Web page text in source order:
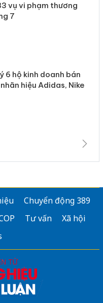
vụ vi phạm thương
7
6 hộ kinh doanh bán
hiệu Adidas, Nike
Chuyển động 389
Tư vấn
Xã hội